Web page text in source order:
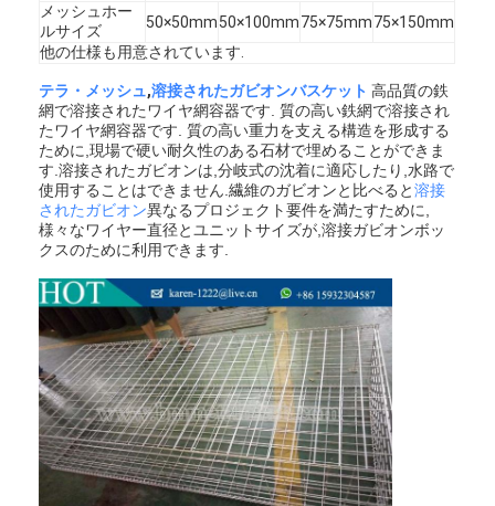
ホーム
製品
企業情報
メッシュホー
ルサイズ
50×50mm50×100mm75×75mm75×150mm
他の仕様も用意されています.
テラ・メッシュ,溶接されたガビオンバスケット 高品質の鉄
網で溶接されたワイヤ網容器です. 質の高い鉄網で溶接され
たワイヤ網容器です. 質の高い重力を支える構造を形成する
ために,現場で硬い耐久性のある石材で埋めることができま
す.溶接されたガビオンは,分岐式の沈着に適応したり,水路で
使用することはできません.繊維のガビオンと比べると溶接
されたガビオン異なるプロジェクト要件を満たすために,
様々なワイヤー直径とユニットサイズが,溶接ガビオンボッ
クスのために利用できます.